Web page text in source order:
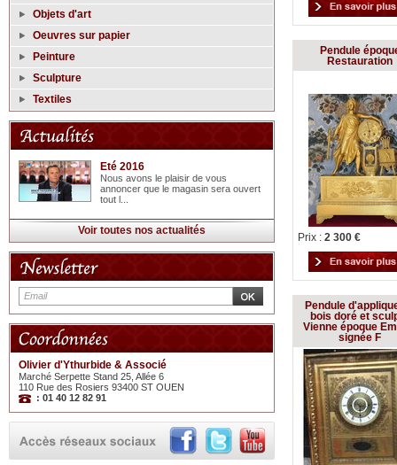
Objets d'art
Oeuvres sur papier
Peinture
Sculpture
Textiles
Eté 2016
Nous avons le plaisir de vous
annoncer que le magasin sera ouvert
tout l...
Voir toutes nos actualités
Olivier d'Ythurbide & Associé
Marché Serpette Stand 25, Allée 6
110 Rue des Rosiers 93400 ST OUEN
: 01 40 12 82 91
Pendule
Restauration
Prix : 2 300 €
Pendule
bois doré et
Vienne époque
signée F